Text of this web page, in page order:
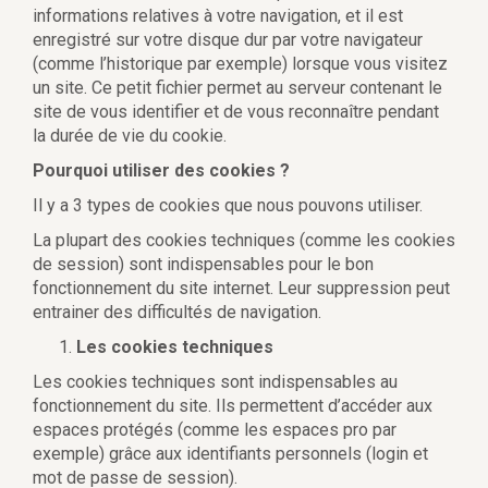
informations relatives à votre navigation, et il est
enregistré sur votre disque dur par votre navigateur
(comme l’historique par exemple) lorsque vous visitez
un site. Ce petit fichier permet au serveur contenant le
site de vous identifier et de vous reconnaître pendant
la durée de vie du cookie.
Pourquoi utiliser des cookies ?
Il y a 3 types de cookies que nous pouvons utiliser.
La plupart des cookies techniques (comme les cookies
de session) sont indispensables pour le bon
fonctionnement du site internet. Leur suppression peut
entrainer des difficultés de navigation.
Les cookies techniques
Les cookies techniques sont indispensables au
fonctionnement du site. Ils permettent d’accéder aux
espaces protégés (comme les espaces pro par
exemple) grâce aux identifiants personnels (login et
mot de passe de session).